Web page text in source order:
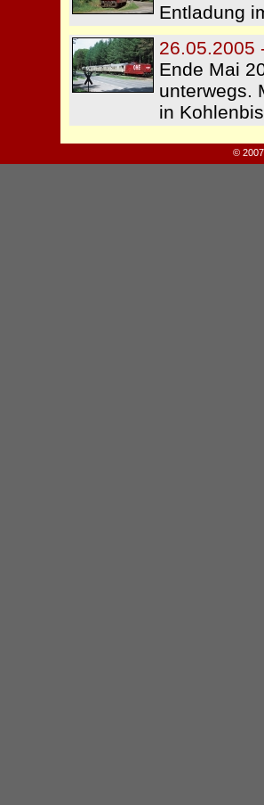
Entladung
26.05.2005
Ende Mai
unterwegs.
in
©